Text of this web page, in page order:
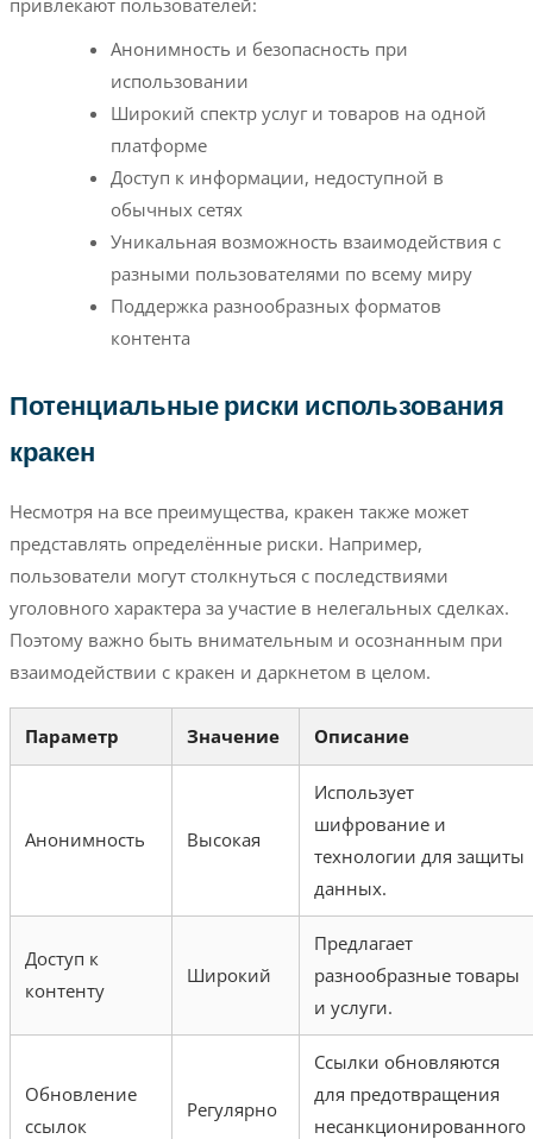
привлекают пользователей:
Анонимность и безопасность при
использовании
Широкий спектр услуг и товаров на одной
платформе
Доступ к информации, недоступной в
обычных сетях
Уникальная возможность взаимодействия с
разными пользователями по всему миру
Поддержка разнообразных форматов
контента
Потенциальные риски использования
кракен
Несмотря на все преимущества, кракен также может
представлять определённые риски. Например,
пользователи могут столкнуться с последствиями
уголовного характера за участие в нелегальных сделках.
Поэтому важно быть внимательным и осознанным при
взаимодействии с кракен и даркнетом в целом.
Параметр Значение Описание
Анонимность Высокая
Использует
шифрование и
технологии для защиты
данных.
Доступ к
контенту
Широкий
Предлагает
разнообразные товары
и услуги.
Обновление
ссылок
Регулярно
Ссылки обновляются
для предотвращения
несанкционированного